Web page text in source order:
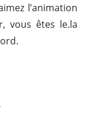
l’animation
vous êtes le.la